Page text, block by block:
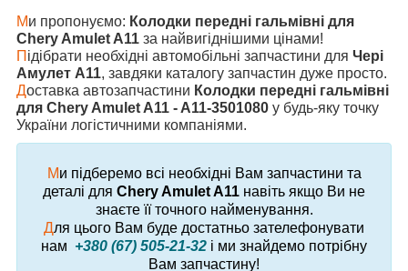
Ми пропонуємо: Колодки передні гальмівні для
Chery Amulet A11 за найвигіднішими цінами!
П ідібрати необхідні автомобільні запчастини для Чері
Амулет А11, завдяки каталогу запчастин дуже просто.
Доставка автозапчастини Колодки передні гальмівні
для Chery Amulet A11 - A11-3501080 у будь-яку точку
України логістичними компаніями.
Ми підберемо всі необхідні Вам запчастини та
деталі для Chery Amulet A11 навіть якщо Ви не
знаєте її точного найменування.
Для цього Вам буде достатньо зателефонувати
нам +380 (67) 505-21-32 і ми знайдемо потрібну
Вам запчастину!